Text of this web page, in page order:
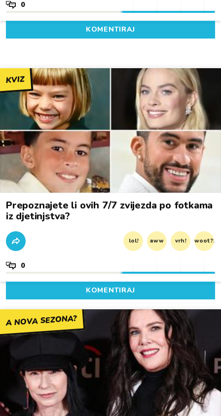
0
KOMENTIRAJ
KVIZ
Prepoznajete li ovih 7/7 zvijezda po fotkama
iz djetinjstva?
lol! aww vrh! woot?!
0
KOMENTIRAJ
A NOVA SEZONA?